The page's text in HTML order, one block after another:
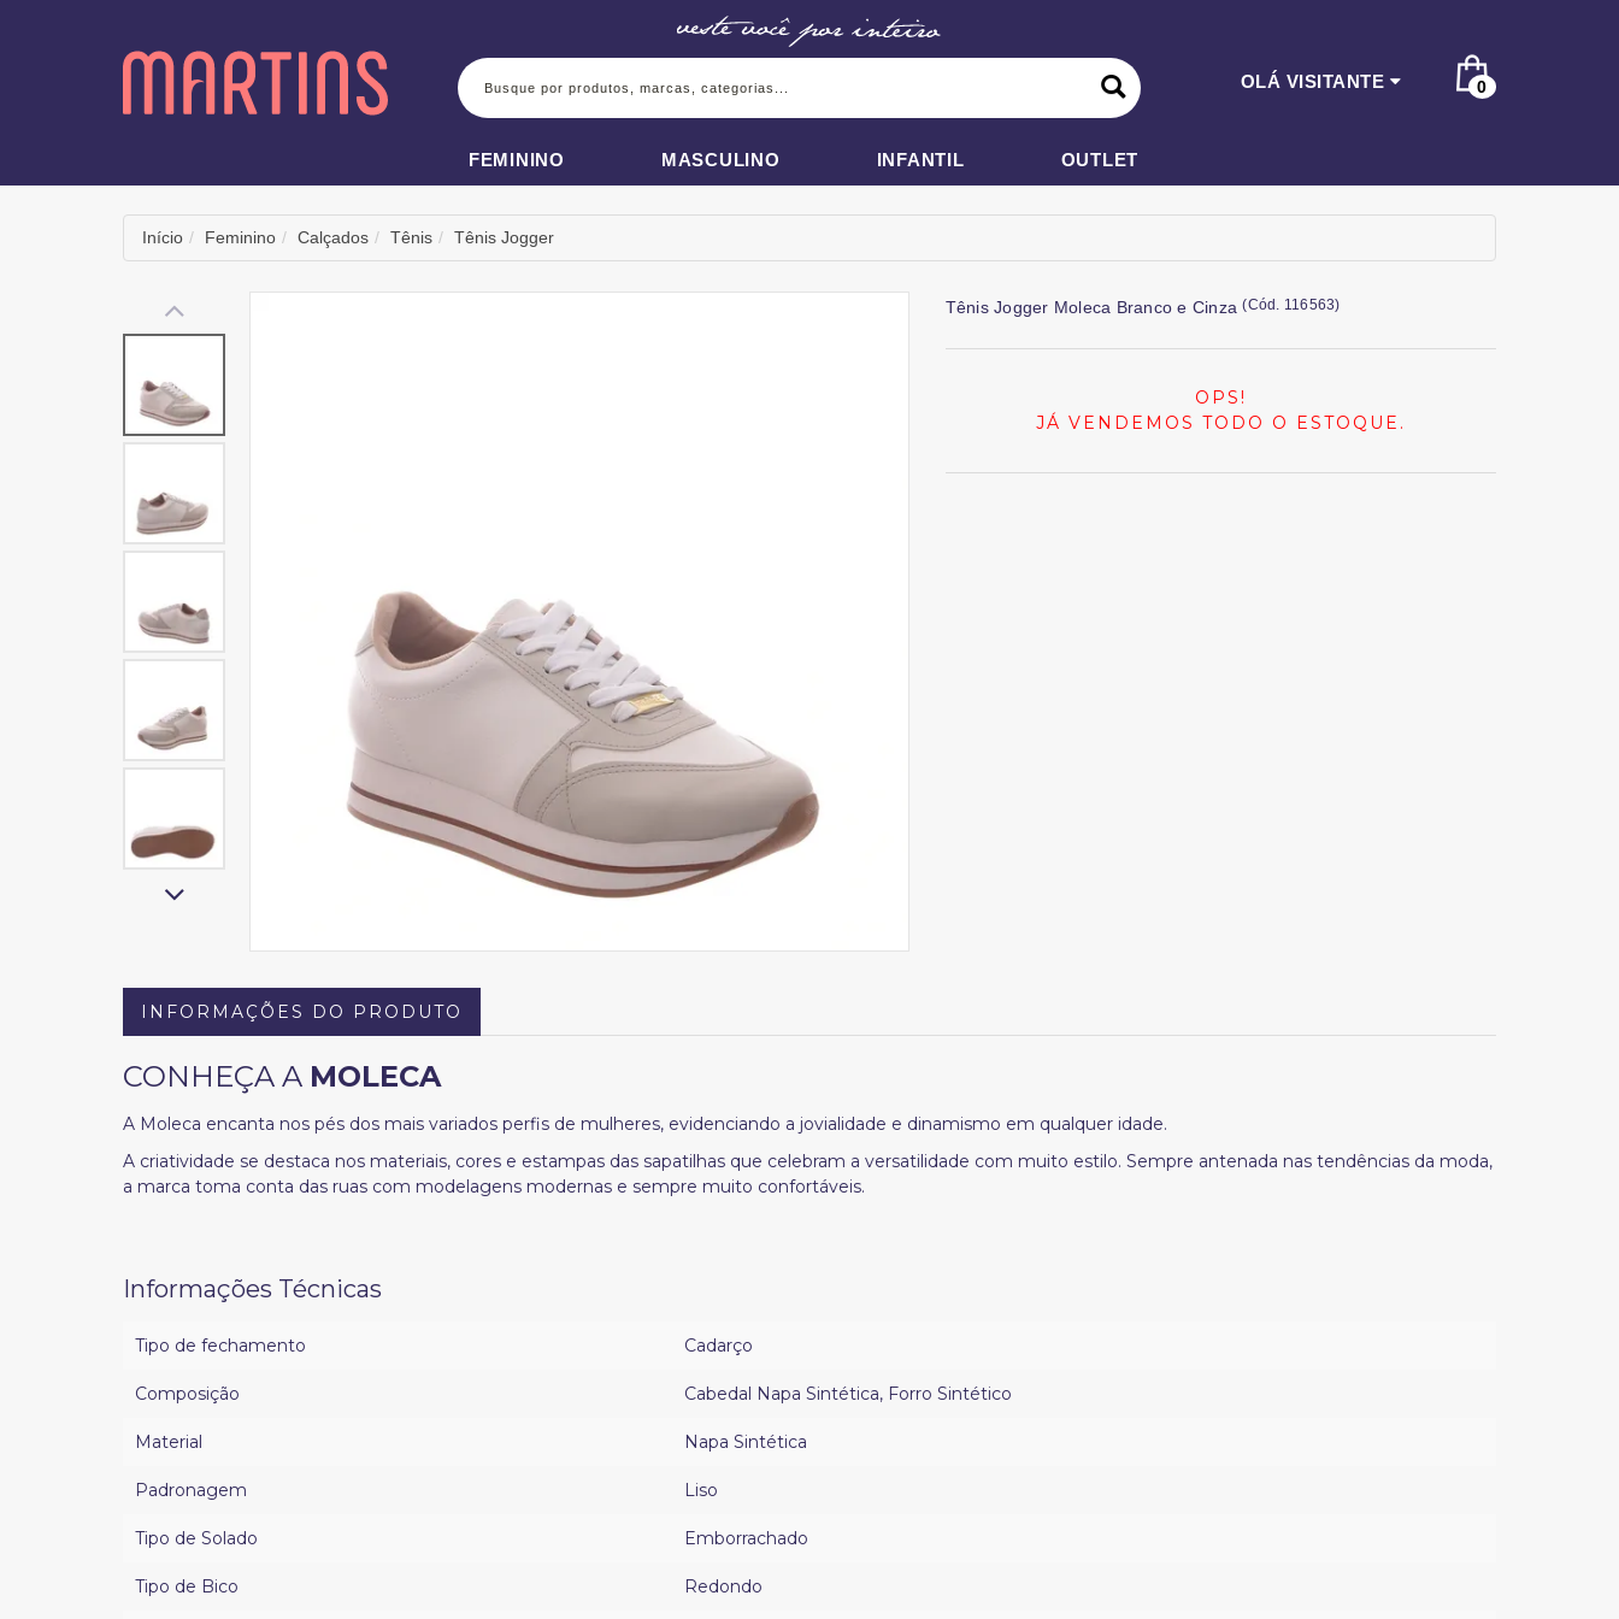
BUSCA
OLÁ VISITANTE 0
FEMININO MASCULINO INFANTIL OUTLET
Início Feminino Calçados Tênis Tênis Jogger
Tênis Jogger Moleca Branco e Cinza(Cód. 116563)
OPS!
JÁ VENDEMOS TODO O ESTOQUE.
INFORMAÇÕES DO PRODUTO
CONHEÇA A MOLECA
A Moleca encanta nos pés dos mais variados perfis de mulheres, evidenciando a jovialidade e dinamismo em qualquer idade.
A criatividade se destaca nos materiais, cores e estampas das sapatilhas que celebram a versatilidade com muito estilo. Sempre antenada nas tendências da moda,
a marca toma conta das ruas com modelagens modernas e sempre muito confortáveis.
Informações Técnicas
Tipo de fechamento Cadarço
Composição Cabedal Napa Sintética, Forro Sintético
Material Napa Sintética
Padronagem Liso
Tipo de Solado Emborrachado
Tipo de Bico Redondo